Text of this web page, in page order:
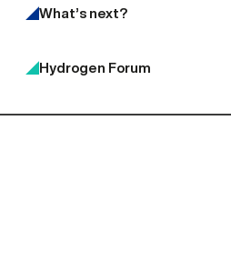
What’s next?
Hydrogen Forum